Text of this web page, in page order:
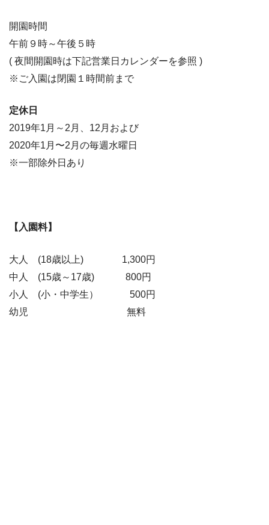
開園時間
午前９時～午後５時
( 夜間開園時は下記営業日カレンダーを参照 )
※ご入園は閉園１時間前まで
定休日
2019年1月～2月、12月および
2020年1月〜2月の毎週水曜日
※一部除外日あり
【入園料】
大人 (18歳以上) 1,300円
中人 (15歳～17歳) 800円
小人 (小・中学生） 500円
幼児 無料